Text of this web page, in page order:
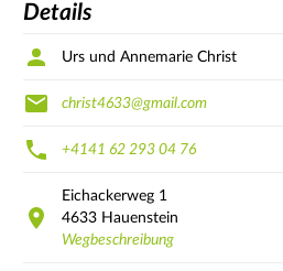
Details
Urs und Annemarie Christ
christ4633@gmail.com
+4141 62 293 04 76
Eichackerweg 1
4633 Hauenstein
Wegbeschreibung